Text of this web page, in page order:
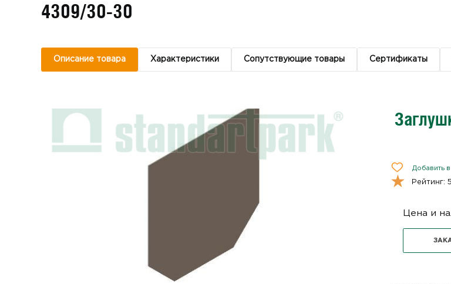
4309/30-30
Описание товара Характеристики Сопутствующие товары Сертификаты
Добавить
Рейтинг: 5
Цена и